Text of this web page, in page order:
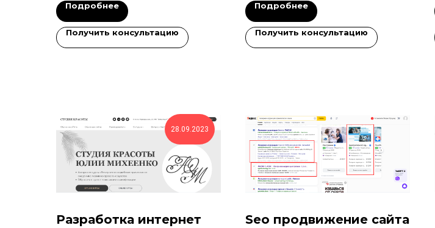
Подробнее
Получить консультацию
Подробнее
Получить консультацию
28.09.2023
Разработка интернет
Seo продвижение сайта